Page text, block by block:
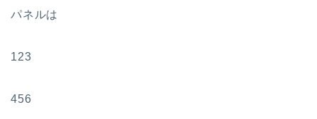
パネルは
123
456